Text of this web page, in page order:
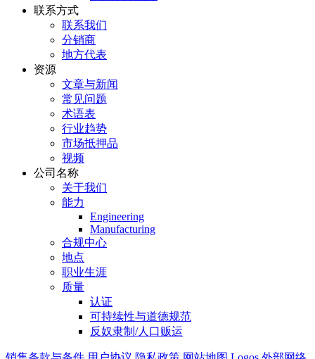
联系方式
联系我们
分销商
地方代表
资源
文章与新闻
常见问题
术语表
行业趋势
市场抵押品
视频
公司名称
关于我们
能力
Engineering
Manufacturing
合规中心
地点
职业生涯
质量
认证
可持续性与道德规范
反奴隶制/人口贩运